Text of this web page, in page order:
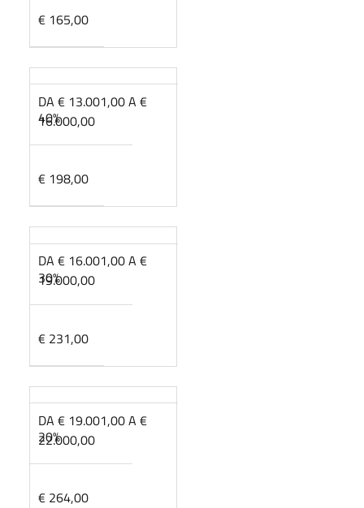
€ 165,00
DA € 13.001,00 A €
16.000,00
40%
€ 198,00
DA € 16.001,00 A €
19.000,00
30%
€ 231,00
DA € 19.001,00 A €
22.000,00
20%
€ 264,00